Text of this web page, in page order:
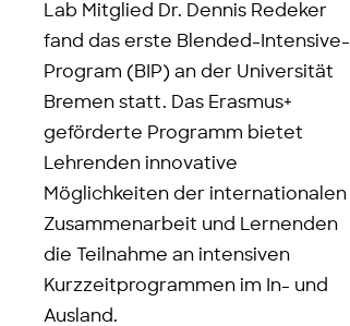
Lab Mitglied Dr. Dennis Redeker
fand das erste Blended-Intensive-
Program (BIP) an der Universität
Bremen statt. Das Erasmus+
geförderte Programm bietet
Lehrenden innovative
Möglichkeiten der internationalen
Zusammenarbeit und Lernenden
die Teilnahme an intensiven
Kurzzeitprogrammen im In- und
Ausland.